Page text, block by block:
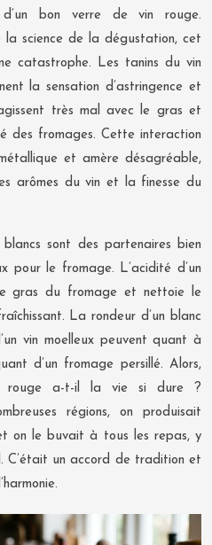
bon verre de vin rouge.
science de la dégustation, cet
catastrophe. Les tanins du vin
la sensation d’astringence et
très mal avec le gras et
des fromages. Cette interaction
et amère désagréable,
arômes du vin et la finesse du
sont des partenaires bien
pour le fromage. L’acidité d’un
gras du fromage et nettoie le
La rondeur d’un blanc
vin moelleux peuvent quant à
d’un fromage persillé. Alors,
rouge a-t-il la vie si dure ?
régions, on produisait
on le buvait à tous les repas, y
C’était un accord de tradition et